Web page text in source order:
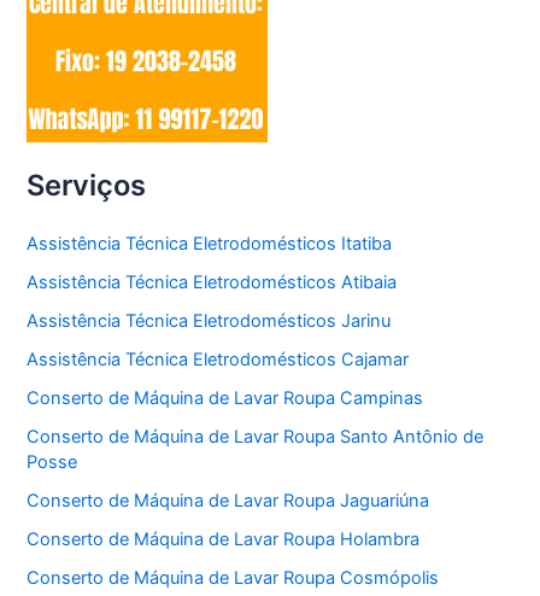
Serviços
Assistência Técnica Eletrodomésticos Itatiba
Assistência Técnica Eletrodomésticos Atibaia
Assistência Técnica Eletrodomésticos Jarinu
Assistência Técnica Eletrodomésticos Cajamar
Conserto de Máquina de Lavar Roupa Campinas
Conserto de Máquina de Lavar Roupa Santo Antônio de
Posse
Conserto de Máquina de Lavar Roupa Jaguariúna
Conserto de Máquina de Lavar Roupa Holambra
Conserto de Máquina de Lavar Roupa Cosmópolis